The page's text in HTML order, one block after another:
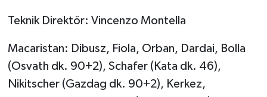
Teknik Direktör: Vincenzo Montella
Macaristan: Dibusz, Fiola, Orban, Dardai, Bolla
(Osvath dk. 90+2), Schafer (Kata dk. 46),
Nikitscher (Gazdag dk. 90+2), Kerkez,